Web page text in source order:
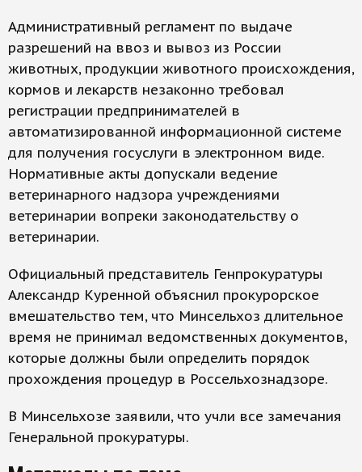
Административный регламент по выдаче
разрешений на ввоз и вывоз из России
животных, продукции животного происхождения,
кормов и лекарств незаконно требовал
регистрации предпринимателей в
автоматизированной информационной системе
для получения госуслуги в электронном виде.
Нормативные акты допускали ведение
ветеринарного надзора учреждениями
ветеринарии вопреки законодательству о
ветеринарии.
Официальный представитель Генпрокуратуры
Александр Куренной объяснил прокурорское
вмешательство тем, что Минсельхоз длительное
время не принимал ведомственных документов,
которые должны были определить порядок
прохождения процедур в Россельхознадзоре.
В Минсельхозе заявили, что учли все замечания
Генеральной прокуратуры.